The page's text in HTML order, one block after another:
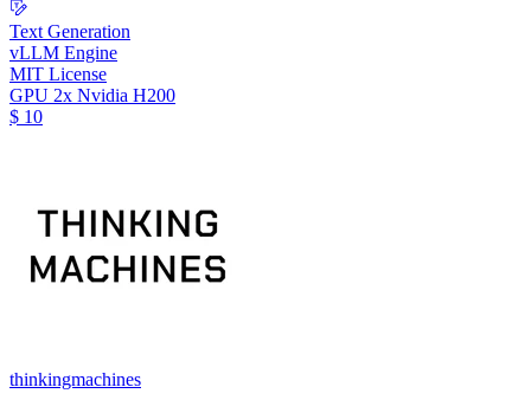
Text Generation
vLLM Engine
MIT License
GPU 2x Nvidia H200
$ 10
thinkingmachines